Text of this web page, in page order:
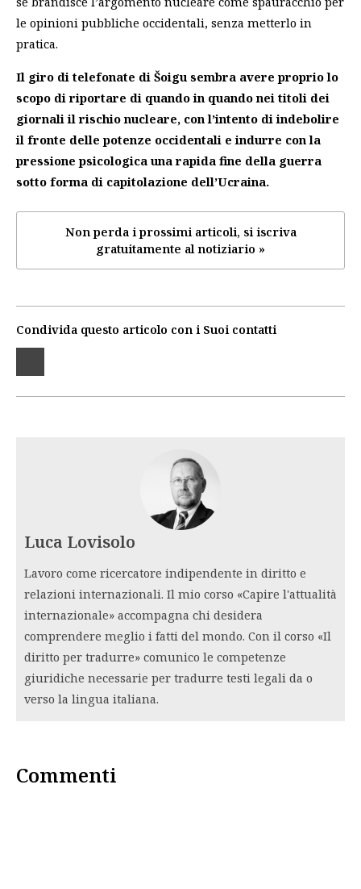
le opinioni pubbliche occidentali, senza metterlo in
pratica.
Il giro di telefonate di Šoigu sembra avere proprio lo
scopo di riportare di quando in quando nei titoli dei
giornali il rischio nucleare, con l’intento di indebolire
il fronte delle potenze occidentali e indurre con la
pressione psicologica una rapida fine della guerra
sotto forma di capitolazione dell’Ucraina.
Non perda i prossimi articoli, si iscriva
gratuitamente al notiziario »
Condivida questo articolo con i Suoi contatti
Luca Lovisolo
Lavoro come ricercatore indipendente in diritto e
relazioni internazionali. Il mio corso «Capire l'attualità
internazionale» accompagna chi desidera
comprendere meglio i fatti del mondo. Con il corso «Il
diritto per tradurre» comunico le competenze
giuridiche necessarie per tradurre testi legali da o
verso la lingua italiana.
Commenti